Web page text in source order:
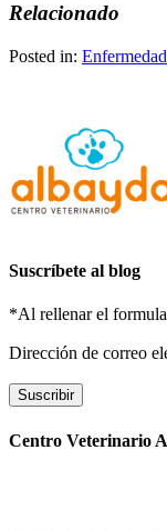
Relacionado
Posted in:
Suscríbete al blog
*Al rellenar el
Dirección de correo
Suscribir
Centro Veterinario